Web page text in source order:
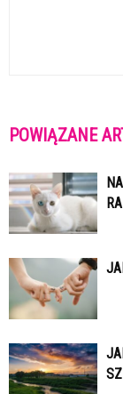
POWIĄZANE